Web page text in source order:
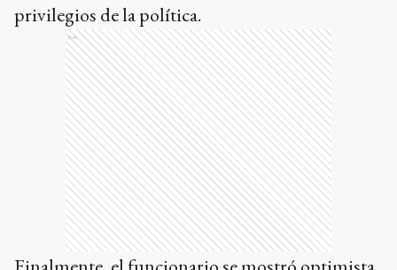
privilegios de la política.
Ads